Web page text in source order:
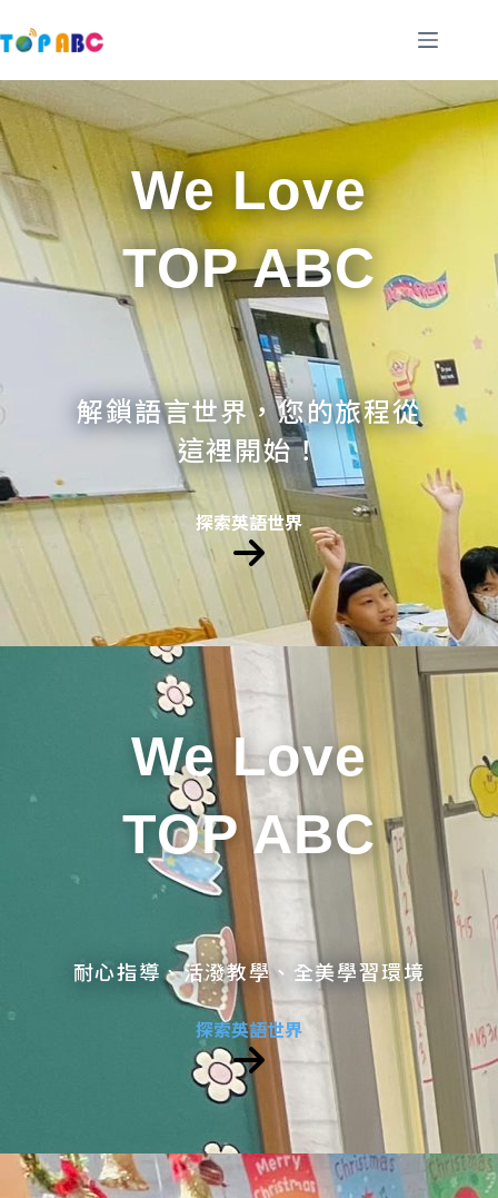
至
要
內
容
We Love
TOP ABC
解鎖語言世界，您的旅程從
這裡開始！
探索英語世界
We Love
TOP ABC
耐心指導、活潑教學、全美學習環境
探索英語世界